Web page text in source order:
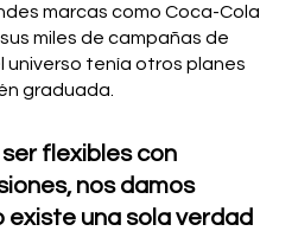
marcas como Coca-Cola
miles de campañas de
universo tenía otros planes
graduada.
flexibles con
nos damos
existe una sola verdad